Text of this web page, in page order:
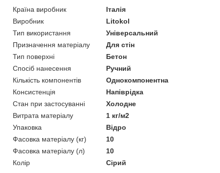
Країна виробник
Італія
Виробник
Litokol
Тип використання
Універсальний
Призначення матеріалу
Для стін
Тип поверхні
Бетон
Спосіб нанесення
Ручний
Кількість компонентів
Однокомпонентна
Консистенція
Напіврідка
Стан при застосуванні
Холодне
Витрата матеріалу
1 кг/м2
Упаковка
Відро
Фасовка матеріалу (кг)
10
Фасовка матеріалу (л)
10
Колір
Сірий